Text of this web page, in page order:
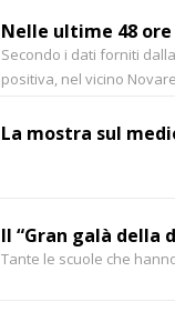
Nelle ultime 48
Secondo i dati forniti
positiva, nel vicino
La mostra sul
Il “Gran galà della
Tante le scuole che